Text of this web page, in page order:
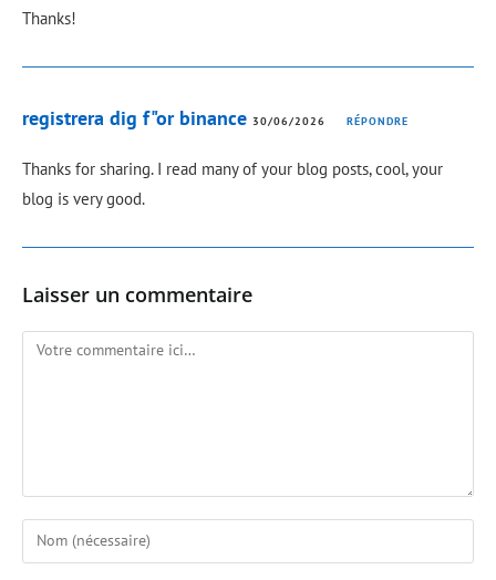
Thanks!
registrera dig f"or binance 30/06/2026 RÉPONDRE
Thanks for sharing. I read many of your blog posts, cool, your
blog is very good.
Laisser un commentaire